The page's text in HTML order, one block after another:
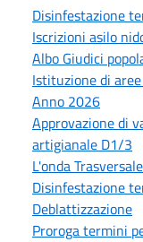
Disinfestazione
Iscrizioni asilo
Albo Giudici
Istituzione di
Anno 2026
Approvazione di
artigianale D1/3
L'onda Trasversale
Disinfestazione
Deblattizzazione
Proroga termini